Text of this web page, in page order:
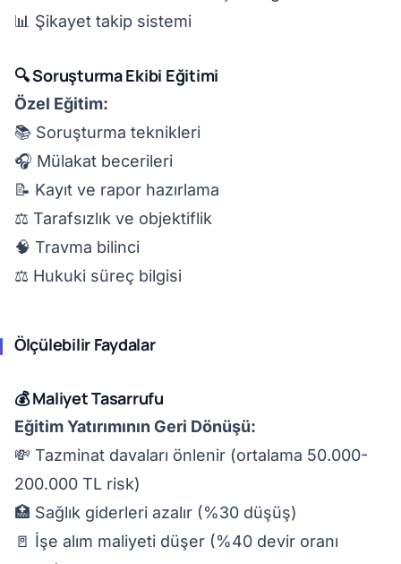
📊 Şikayet takip sistemi
🔍 Soruşturma Ekibi Eğitimi
Özel Eğitim:
📚 Soruşturma teknikleri
🎧 Mülakat becerileri
📝 Kayıt ve rapor hazırlama
⚖️ Tarafsızlık ve objektiflik
🧠 Travma bilinci
⚖️ Hukuki süreç bilgisi
Ölçülebilir Faydalar
💰 Maliyet Tasarrufu
Eğitim Yatırımının Geri Dönüşü:
💸 Tazminat davaları önlenir (ortalama 50.000-
200.000 TL risk)
🏥 Sağlık giderleri azalır (%30 düşüş)
🚪 İşe alım maliyeti düşer (%40 devir oranı